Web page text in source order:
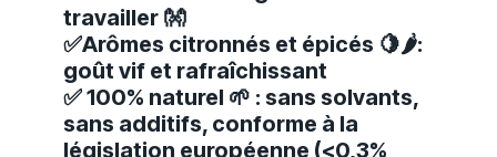
travailler 👐
✅Arômes citronnés et épicés 🍋🌶️:
goût vif et rafraîchissant
✅100% naturel 🌱 : sans solvants,
sans additifs, conforme à la
législation européenne (<0,3%